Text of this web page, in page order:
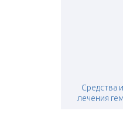
Средства
лечения